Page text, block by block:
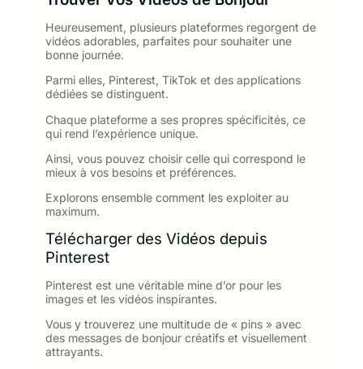
Heureusement, plusieurs plateformes regorgent de
vidéos adorables, parfaites pour souhaiter une
bonne journée.
Parmi elles, Pinterest, TikTok et des applications
dédiées se distinguent.
Chaque plateforme a ses propres spécificités, ce
qui rend l’expérience unique.
Ainsi, vous pouvez choisir celle qui correspond le
mieux à vos besoins et préférences.
Explorons ensemble comment les exploiter au
maximum.
Télécharger des Vidéos depuis
Pinterest
Pinterest est une véritable mine d’or pour les
images et les vidéos inspirantes.
Vous y trouverez une multitude de « pins » avec
des messages de bonjour créatifs et visuellement
attrayants.